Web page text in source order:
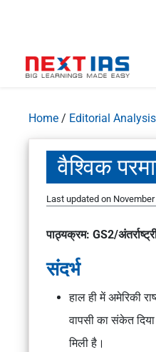
Home / Editorial
वैश्विक
Last updated on
पाठ्यक्रम: GS2/
संदर्भ
हाल ही में अमेरिकी
वापसी का संकेत
मिली है।